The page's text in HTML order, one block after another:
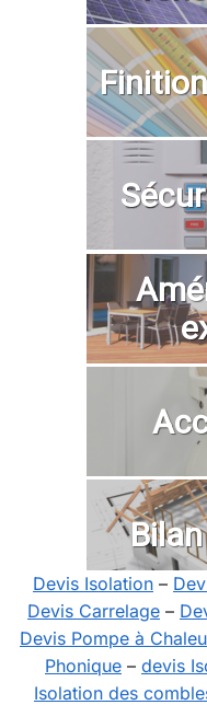
Devis Isolation –
Devis Carrelage –
Devis Pompe à
Phonique – devis
Isolation des